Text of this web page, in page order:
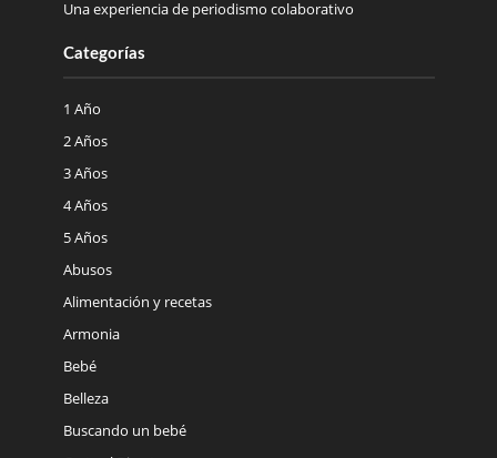
Una experiencia de periodismo colaborativo
Categorías
1 Año
2 Años
3 Años
4 Años
5 Años
Abusos
Alimentación y recetas
Armonia
Bebé
Belleza
Buscando un bebé